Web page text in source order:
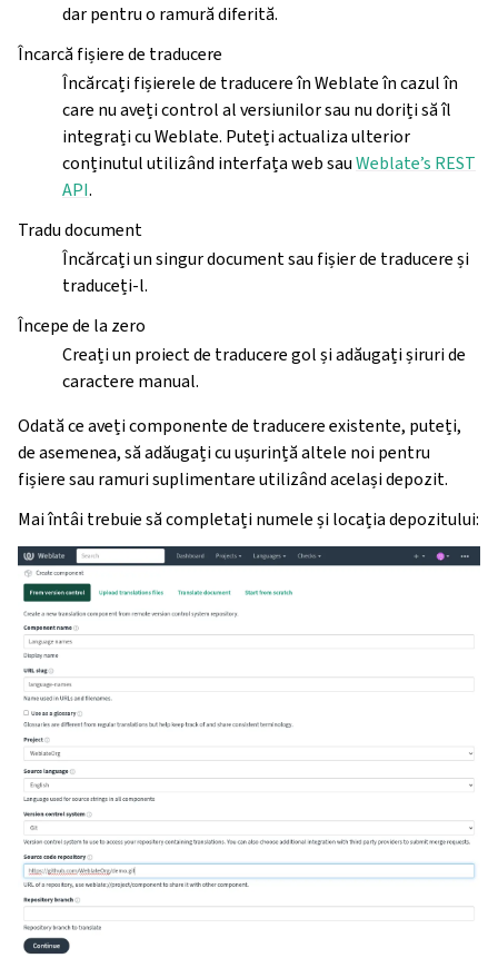
dar pentru o ramură diferită.
Încarcă fișiere de traducere
Încărcați fișierele de traducere în Weblate în cazul în
care nu aveți control al versiunilor sau nu doriți să îl
integrați cu Weblate. Puteți actualiza ulterior
conținutul utilizând interfața web sauWeblate’s REST
API.
Tradu document
Încărcați un singur document sau fișier de traducere și
traduceți-l.
Începe de la zero
Creați un proiect de traducere gol și adăugați șiruri de
caractere manual.
Odată ce aveți componente de traducere existente, puteți,
de asemenea, să adăugați cu ușurință altele noi pentru
fișiere sau ramuri suplimentare utilizând același depozit.
Mai întâi trebuie să completați numele și locația depozitului: